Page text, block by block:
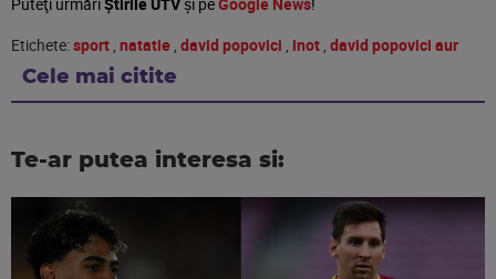
Etichete:sport , natatie , david popovici , inot , david popovici aur
Cele mai citite
Te-ar putea interesa si: